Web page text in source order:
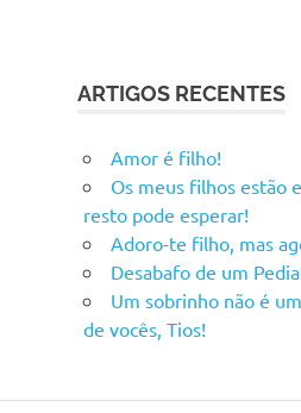
ARTIGOS RECENTES
Amor é filho!
Os meus filhos estão
resto pode esperar!
Adoro-te filho, mas
Desabafo de um
Um sobrinho não é
de vocês, Tios!